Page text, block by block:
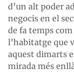
d’un alt poder
negocis en el
de fa temps
l’habitatge que
aquest dimarts
mirada més